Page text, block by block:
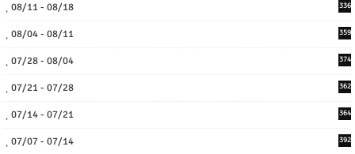
08/11 - 08/18 336
08/04 - 08/11 359
07/28 - 08/04 374
07/21 - 07/28 362
07/14 - 07/21 364
07/07 - 07/14 392